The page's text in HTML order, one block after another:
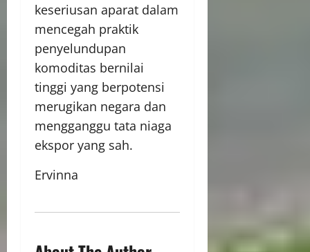
keseriusan aparat dalam
mencegah praktik
penyelundupan
komoditas bernilai
tinggi yang berpotensi
merugikan negara dan
mengganggu tata niaga
ekspor yang sah.
Ervinna